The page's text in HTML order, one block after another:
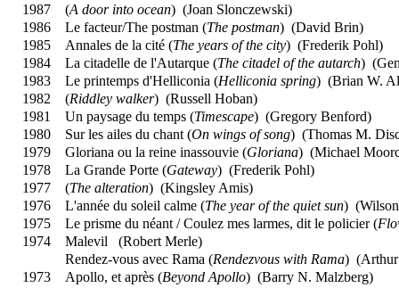
1987
(A door into ocean) (Joan Slonczewski)
1986
Le facteur/The postman (The postman) (David Brin)
1985
Annales de la cité (The years of the city) (Frederik Pohl)
1984
La citadelle de l'Autarque (The citadel of the autarch) (
1983
Le printemps d'Helliconia (Helliconia spring) (Brian W.
1982
(Riddley walker) (Russell Hoban)
1981
Un paysage du temps (Timescape) (Gregory Benford)
1980
Sur les ailes du chant (On wings of song) (Thomas M.
1979
Gloriana ou la reine inassouvie (Gloriana) (Michael
1978
La Grande Porte (Gateway) (Frederik Pohl)
1977
(The alteration) (Kingsley Amis)
1976
L'année du soleil calme (The year of the quiet sun) (
1975
Le prisme du néant / Coulez mes larmes, dit le policier (
1974
Malevil (Robert Merle)
Rendez-vous avec Rama (Rendezvous with Rama) (
1973
Apollo, et après (Beyond Apollo) (Barry N. Malzberg)